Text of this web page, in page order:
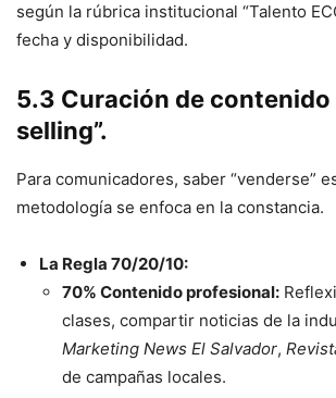
según la rúbrica institucional “Talento
fecha y disponibilidad.
5.3 Curación de contenido
selling”.
Para comunicadores, saber “venderse”
metodología se enfoca en la constancia.
La Regla 70/20/10:
70% Contenido profesional:
clases, compartir noticias de la
Marketing News El Salvador,
de campañas locales.